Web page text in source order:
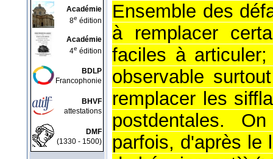
Académie
8e édition
Académie
4e édition
BDLP
Francophonie
BHVF
attestations
DMF
(1330 - 1500)
Ensemble des
à remplacer
faciles à
observable
remplacer les
postdentales.
parfois, d'après le